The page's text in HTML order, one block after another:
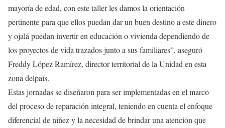
mayoría de edad, con este taller les damos la orientación
pertinente para que ellos puedan dar un buen destino a este dinero
y ojalá puedan invertir en educación o vivienda dependiendo de
los proyectos de vida trazados junto a sus familiares”, aseguró
Freddy López Ramírez, director territorial de la Unidad en esta
zona delpaís.
Estas jornadas se diseñaron para ser implementadas en el marco
del proceso de reparación integral, teniendo en cuenta el enfoque
diferencial de niñez y la necesidad de brindar una atención que